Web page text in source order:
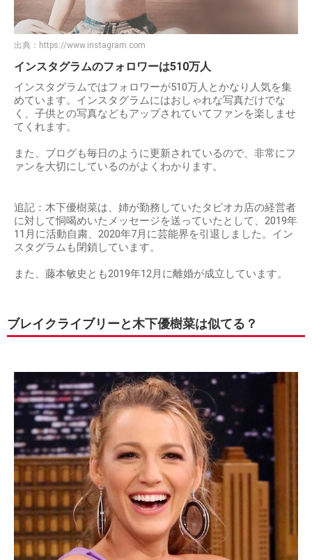
出典： https://www.instagram.com
インスタグラムのフォロワーは510万人
インスタグラムではフォロワーが510万人とかなり人気を集
めています。インスタグラムにはおしゃれな写真だけでな
く、子供との写真などもアップされていてファンを楽しませ
てくれます。
また、ブログも毎日のように更新されているので、非常にフ
ァンを大切にしているのがよくわかります。
追記：木下優樹菜は、姉が勤務していたタピオカ店の経営者
に対して恫喝めいたメッセージを送っていたとして、2019年
11月に活動自粛、2020年7月に芸能界を引退しました。イン
スタグラムも閉鎖しています。
また、藤本敏史とも2019年12月に離婚が成立しています。
ブレイクライブリーと木下優樹菜は似てる？